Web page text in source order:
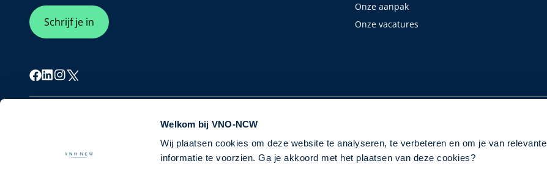
Welkom bij VNO-NCW
Wij plaatsen cookies om deze website te analyseren, te verbeteren en om je van relevante
informatie te voorzien. Ga je akkoord met het plaatsen van deze cookies?
Schrijf je in
Onze aanpak
Onze vacatures
Privacybeleid Disclaimer